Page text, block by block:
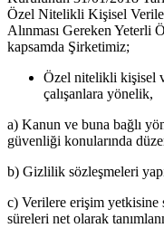
Özel Nitelikli Kişisel
Alınması Gereken Yeterli
kapsamda Şirketimiz;
Özel nitelikli kişisel
çalışanlara yönelik,
a) Kanun ve buna bağlı
güvenliği konularında
b) Gizlilik sözleşmeleri
c) Verilere erişim yetkisine
süreleri net olarak